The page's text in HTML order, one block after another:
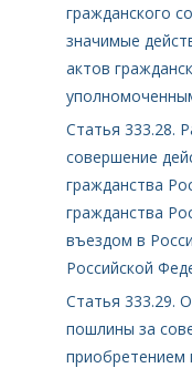
гражданского
значимые
актов
Статья 333.28.
совершение
гражданства
гражданства
въездом в
Российской
Статья 333.29.
пошлины за
приобретением